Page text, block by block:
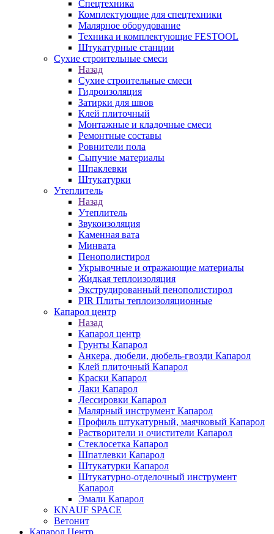
Спецтехника
Комплектующие для спецтехники
Малярное оборудование
Техника и комплектующие FESTOOL
Штукатурные станции
Сухие строительные смеси
Назад
Сухие строительные смеси
Гидроизоляция
Затирки для швов
Клей плиточный
Монтажные и кладочные смеси
Ремонтные составы
Ровнители пола
Сыпучие материалы
Шпаклевки
Штукатурки
Утеплитель
Назад
Утеплитель
Звукоизоляция
Каменная вата
Минвата
Пенополистирол
Укрывочные и отражающие материалы
Жидкая теплоизоляция
Экструдированный пенополистирол
PIR Плиты теплоизоляционные
Капарол центр
Назад
Капарол центр
Грунты Капарол
Анкера, дюбели, дюбель-гвозди Капарол
Клей плиточный Капарол
Краски Капарол
Лаки Капарол
Лессировки Капарол
Малярный инструмент Капарол
Профиль штукатурный, маячковый Капарол
Растворители и очистители Капарол
Cтеклосетка Капарол
Шпатлевки Капарол
Штукатурки Капарол
Штукатурно-отделочный инструмент
Капарол
Эмали Капарол
KNAUF SPACE
Ветонит
Капарол Центр